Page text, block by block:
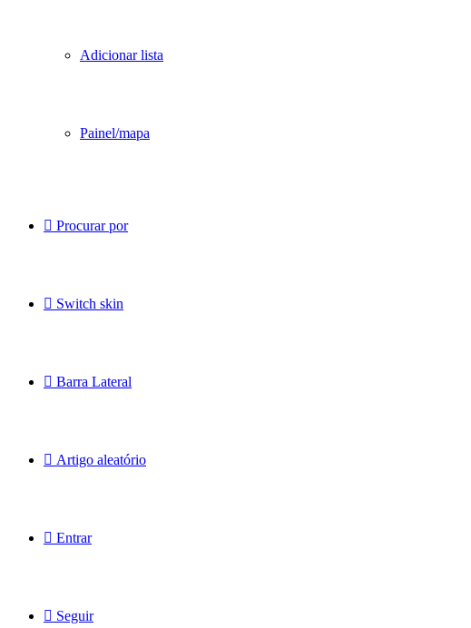
Adicionar lista
Painel/mapa
Procurar por
Switch skin
Barra Lateral
Artigo aleatório
Entrar
Seguir